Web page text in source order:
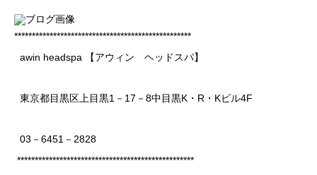
**************************************************
awin headspa 【アウィン ヘッドスパ】
東京都目黒区上目黒1－17－8中目黒K・R・Kビル4F
03－6451－2828
**************************************************